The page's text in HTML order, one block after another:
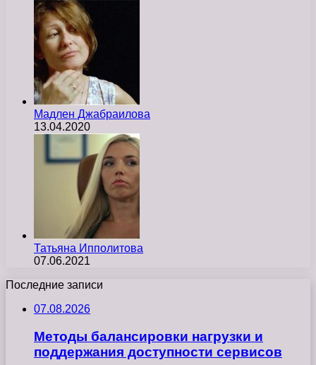
Мадлен Джабраилова
13.04.2020
Татьяна Ипполитова
07.06.2021
Последние записи
07.08.2026
Методы балансировки нагрузки и
поддержания доступности сервисов